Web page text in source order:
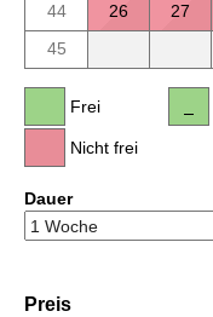
44
26 27
45
Frei
Nicht frei
Dauer
Preis